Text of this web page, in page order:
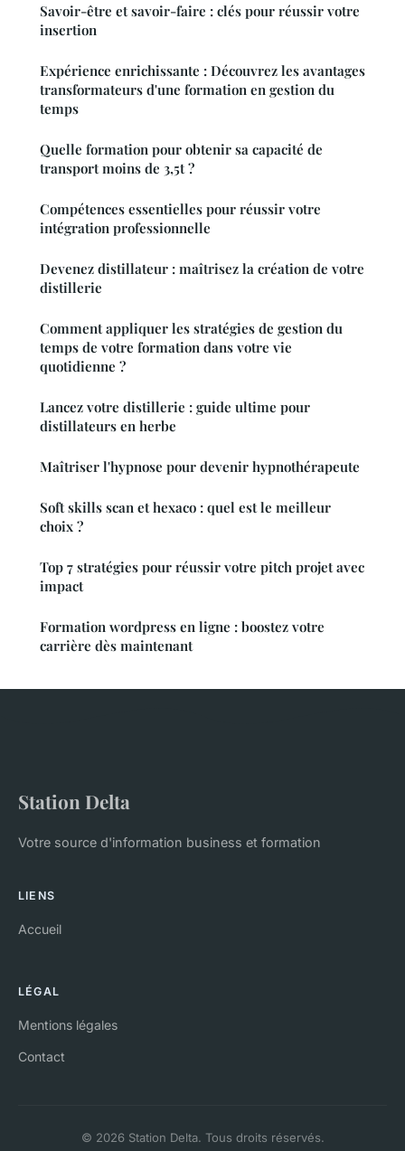
Savoir-être et savoir-faire : clés pour réussir votre
insertion
Expérience enrichissante : Découvrez les avantages
transformateurs d'une formation en gestion du
temps
Quelle formation pour obtenir sa capacité de
transport moins de 3,5t ?
Compétences essentielles pour réussir votre
intégration professionnelle
Devenez distillateur : maîtrisez la création de votre
distillerie
Comment appliquer les stratégies de gestion du
temps de votre formation dans votre vie
quotidienne ?
Lancez votre distillerie : guide ultime pour
distillateurs en herbe
Maîtriser l'hypnose pour devenir hypnothérapeute
Soft skills scan et hexaco : quel est le meilleur
choix ?
Top 7 stratégies pour réussir votre pitch projet avec
impact
Formation wordpress en ligne : boostez votre
carrière dès maintenant
Station Delta
Votre source d'information business et formation
LIENS
Accueil
LÉGAL
Mentions légales
Contact
© 2026 Station Delta. Tous droits réservés.